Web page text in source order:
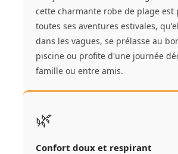
cette charmante robe de plage
toutes ses aventures estivales,
dans les vagues, se prélasse au
piscine ou profite d'une journée
famille ou entre amis.
🌿
Confort doux et respirant